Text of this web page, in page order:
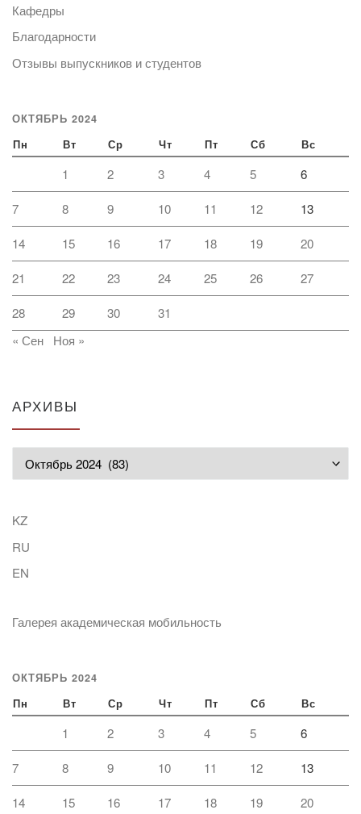
Кафедры
Благодарности
Отзывы выпускников и студентов
ОКТЯБРЬ 2024
Пн Вт Ср Чт Пт Сб Вс
1 2 3 4 5 6
7 8 9 10 11 12 13
14 15 16 17 18 19 20
21 22 23 24 25 26 27
28 29 30
31
« Сен
Ноя »
АРХИВЫ
KZ
RU
EN
Галерея академическая мобильность
ОКТЯБРЬ 2024
Пн Вт Ср Чт Пт Сб Вс
1 2 3 4 5 6
7 8 9 10 11 12 13
14 15 16 17 18 19 20